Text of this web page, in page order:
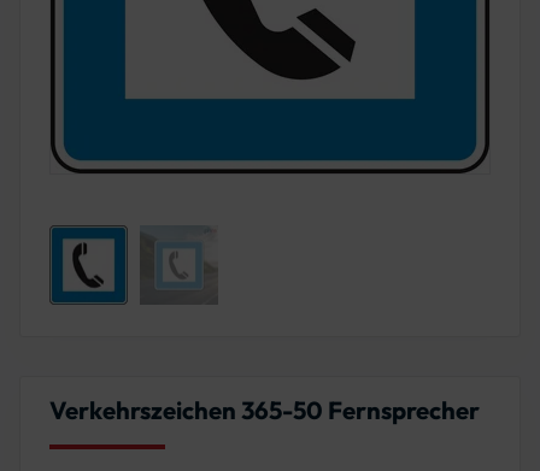
Verkehrszeichen 365-50 Fernsprecher